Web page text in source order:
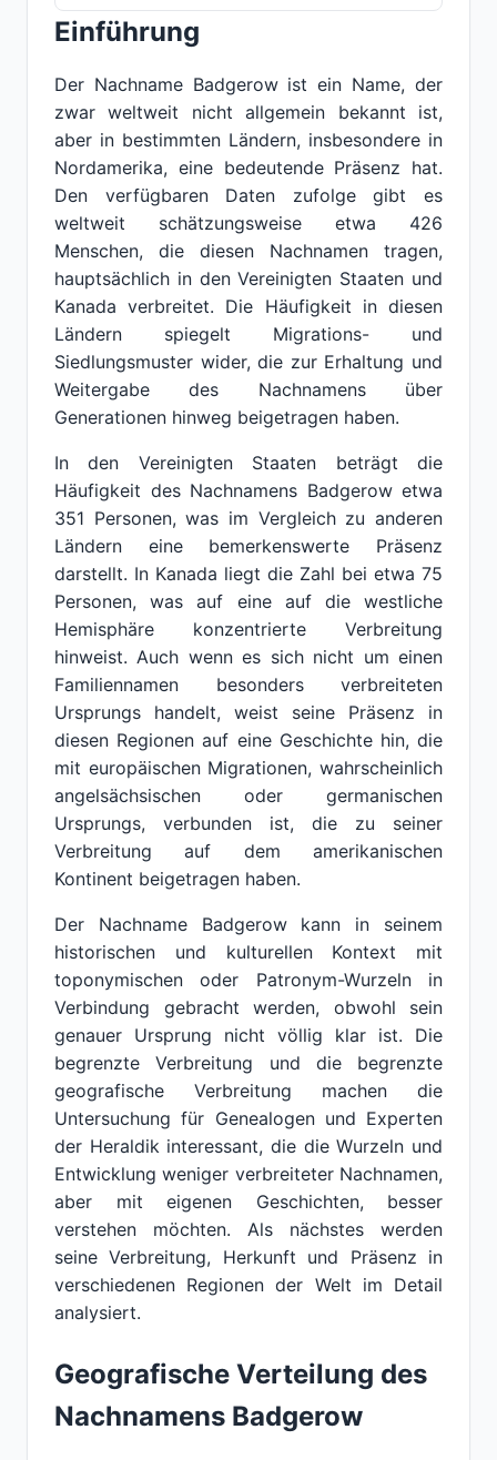
Einführung
Der Nachname Badgerow ist ein Name, der
zwar weltweit nicht allgemein bekannt ist,
aber in bestimmten Ländern, insbesondere in
Nordamerika, eine bedeutende Präsenz hat.
Den verfügbaren Daten zufolge gibt es
weltweit schätzungsweise etwa 426
Menschen, die diesen Nachnamen tragen,
hauptsächlich in den Vereinigten Staaten und
Kanada verbreitet. Die Häufigkeit in diesen
Ländern spiegelt Migrations- und
Siedlungsmuster wider, die zur Erhaltung und
Weitergabe des Nachnamens über
Generationen hinweg beigetragen haben.
In den Vereinigten Staaten beträgt die
Häufigkeit des Nachnamens Badgerow etwa
351 Personen, was im Vergleich zu anderen
Ländern eine bemerkenswerte Präsenz
darstellt. In Kanada liegt die Zahl bei etwa 75
Personen, was auf eine auf die westliche
Hemisphäre konzentrierte Verbreitung
hinweist. Auch wenn es sich nicht um einen
Familiennamen besonders verbreiteten
Ursprungs handelt, weist seine Präsenz in
diesen Regionen auf eine Geschichte hin, die
mit europäischen Migrationen, wahrscheinlich
angelsächsischen oder germanischen
Ursprungs, verbunden ist, die zu seiner
Verbreitung auf dem amerikanischen
Kontinent beigetragen haben.
Der Nachname Badgerow kann in seinem
historischen und kulturellen Kontext mit
toponymischen oder Patronym-Wurzeln in
Verbindung gebracht werden, obwohl sein
genauer Ursprung nicht völlig klar ist. Die
begrenzte Verbreitung und die begrenzte
geografische Verbreitung machen die
Untersuchung für Genealogen und Experten
der Heraldik interessant, die die Wurzeln und
Entwicklung weniger verbreiteter Nachnamen,
aber mit eigenen Geschichten, besser
verstehen möchten. Als nächstes werden
seine Verbreitung, Herkunft und Präsenz in
verschiedenen Regionen der Welt im Detail
analysiert.
Geografische Verteilung des
Nachnamens Badgerow